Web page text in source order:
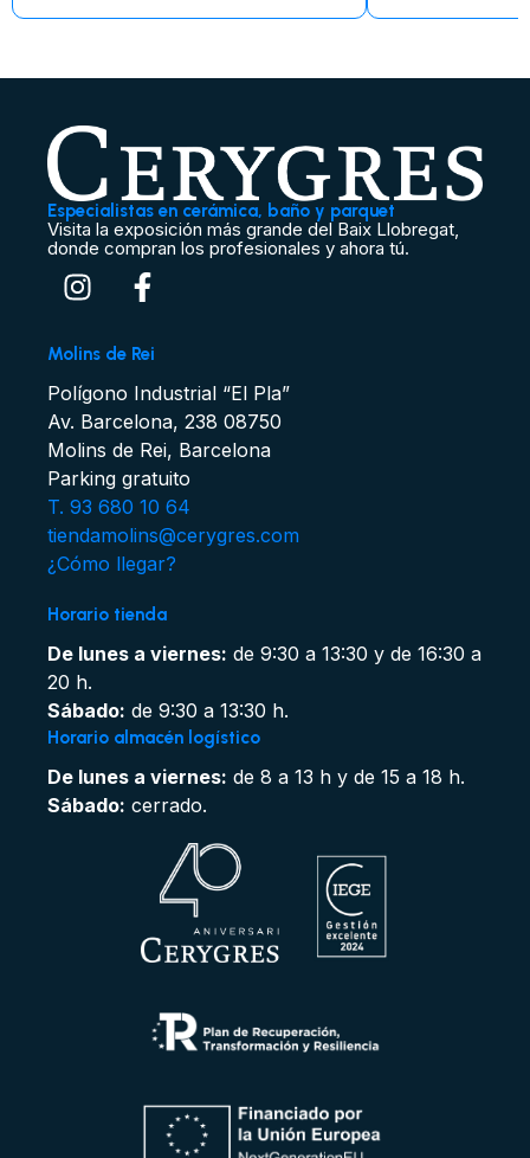
Especialistas en cerámica, baño y parquet
Visita la exposición más grande del Baix Llobregat,
donde compran los profesionales y ahora tú.
Molins de Rei
Polígono Industrial “El Pla”
Av. Barcelona, 238 08750
Molins de Rei, Barcelona
Parking gratuito
T. 93 680 10 64
tiendamolins@cerygres.com
¿Cómo llegar?
Horario tienda
De lunes a viernes: de 9:30 a 13:30 y de 16:30 a
20 h.
Sábado: de 9:30 a 13:30 h.
Horario almacén logístico
De lunes a viernes: de 8 a 13 h y de 15 a 18 h.
Sábado: cerrado.